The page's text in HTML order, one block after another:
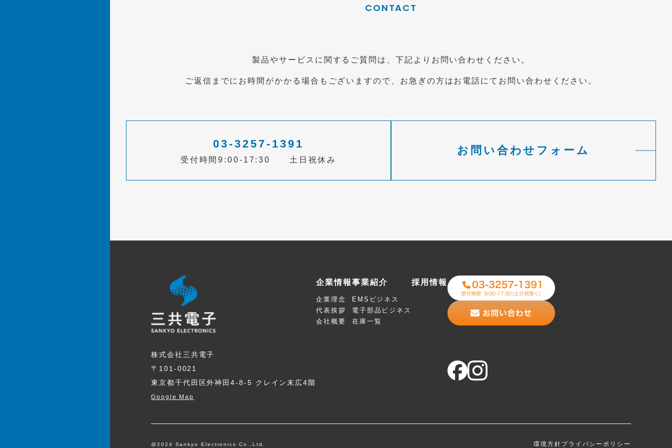
CONTACT
製品やサービスに関するご質問は、下記よりお問い合わせください。
ご返信までにお時間がかかる場合もございますので、お急ぎの方はお電話にてお問い合わせください。
03-3257-1391
受付時間9:00-17:30 土日祝休み
お問い合わせフォーム
株式会社三共電子
〒101-0021
東京都千代田区外神田4-8-5 クレイン末広4階
Google Map
企業情報
企業理念
代表挨拶
会社概要
事業紹介
EMSビジネス
電子部品ビジネス
在庫一覧
採用情報
@2024 Sankyo Electronics Co.,Ltd. 環境方針 プライバシーポリシー